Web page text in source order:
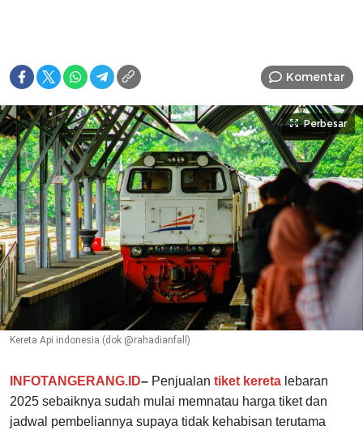
Komentar
Perbesar
Kereta Api indonesia (dok @rahadianfall)
INFOTANGERANG.ID– Penjualan tiket kereta lebaran
2025 sebaiknya sudah mulai memnatau harga tiket dan
jadwal pembeliannya supaya tidak kehabisan terutama